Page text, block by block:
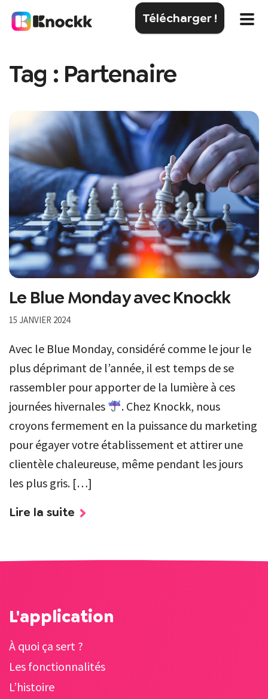
Télécharger !
Tag : Partenaire
Le Blue Monday avec Knockk
15 JANVIER 2024
Avec le Blue Monday, considéré comme le jour le
plus déprimant de l’année, il est temps de se
rassembler pour apporter de la lumière à ces
journées hivernales
. Chez Knockk, nous
croyons fermement en la puissance du marketing
pour égayer votre établissement et attirer une
clientèle chaleureuse, même pendant les jours
les plus gris. […]
Lire la suite
L'application
À quoi ça sert ?
Les fonctionnalités
L’histoire